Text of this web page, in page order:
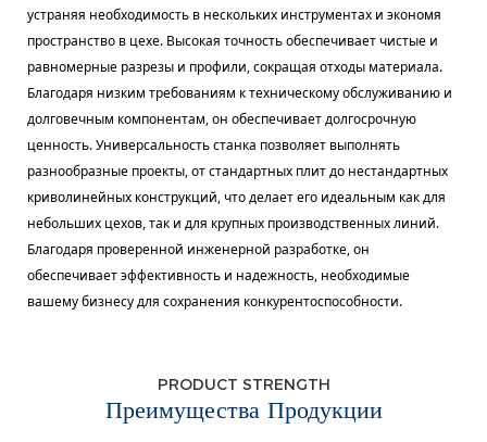
устраняя необходимость в нескольких инструментах и ​​экономя
пространство в цехе. Высокая точность обеспечивает чистые и
равномерные разрезы и профили, сокращая отходы материала.
Благодаря низким требованиям к техническому обслуживанию и
долговечным компонентам, он обеспечивает долгосрочную
ценность. Универсальность станка позволяет выполнять
разнообразные проекты, от стандартных плит до нестандартных
криволинейных конструкций, что делает его идеальным как для
небольших цехов, так и для крупных производственных линий.
Благодаря проверенной инженерной разработке, он
обеспечивает эффективность и надежность, необходимые
вашему бизнесу для сохранения конкурентоспособности.
PRODUCT STRENGTH
Преимущества Продукции